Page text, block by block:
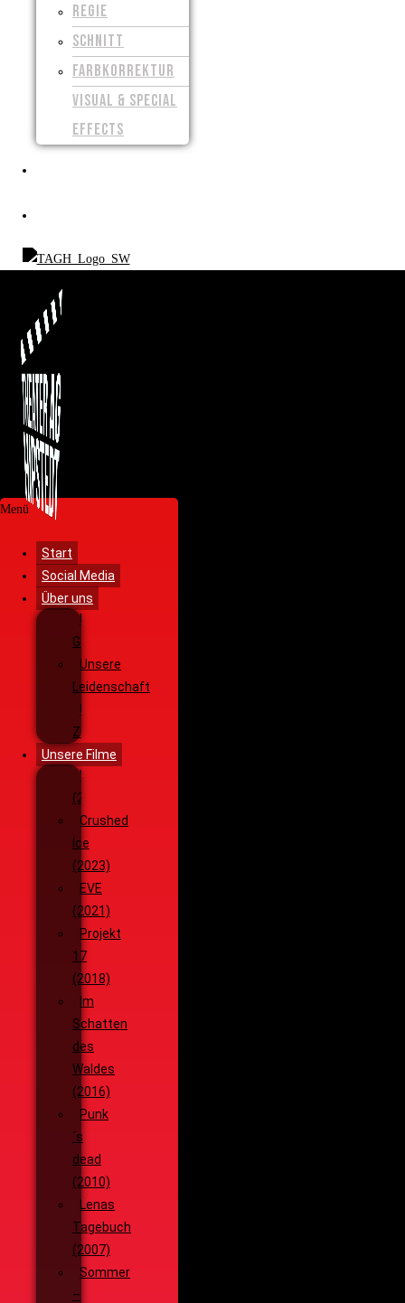
REGIE
SCHNITT
FARBKORREKTUR
VISUAL & SPECIAL
EFFECTS
Menü
Start
Social Media
Über uns
Unsere
Geschichte
Unsere
Leidenschaft
Unsere
Ziele
Unsere Filme
Wenja
(2025)
Crushed
Ice
(2023)
EVE
(2021)
Projekt
17
(2018)
Im
Schatten
des
Waldes
(2016)
Punk
´s
dead
(2010)
Lenas
Tagebuch
(2007)
Sommer
–